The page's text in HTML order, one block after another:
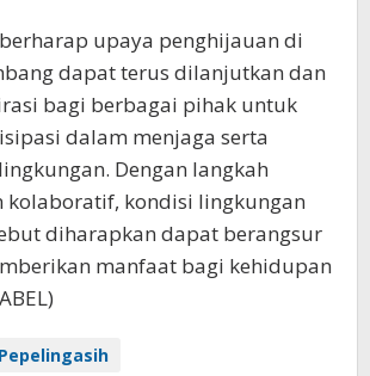
upaya penghijauan di
dapat terus dilanjutkan dan
bagi berbagai pihak untuk
dalam menjaga serta
Dengan langkah
kolaboratif, kondisi lingkungan
diharapkan dapat berangsur
manfaat bagi kehidupan